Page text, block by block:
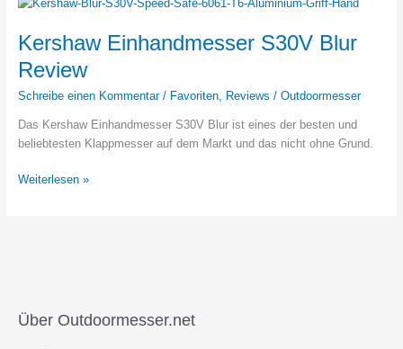
Informationen
Kershaw Einhandmesser S30V Blur
Review
Schreibe einen Kommentar / Favoriten, Reviews / Outdoormesser
Das Kershaw Einhandmesser S30V Blur ist eines der besten und
beliebtesten Klappmesser auf dem Markt und das nicht ohne Grund.
Kershaw
Weiterlesen »
Über Outdoormesser.net